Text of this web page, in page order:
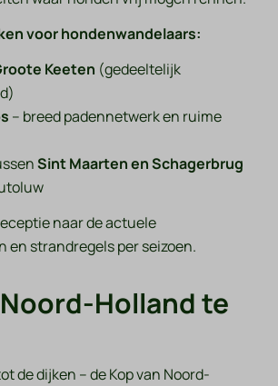
voor hondenwandelaars:
Keeten (gedeeltelijk
– breed padennetwerk en ruime
Sint Maarten en Schagerbrug
naar de actuele
en strandregels per seizoen.
Holland te
de dijken – de Kop van Noord-